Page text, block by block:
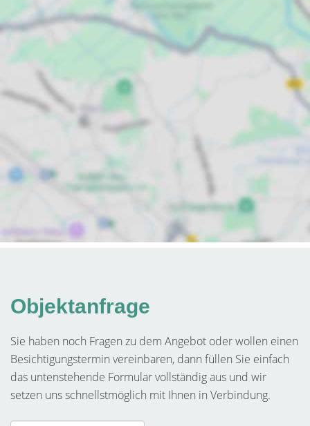
Objektanfrage
Sie haben noch Fragen zu dem Angebot oder wollen einen
Besichtigungstermin vereinbaren, dann füllen Sie einfach
das untenstehende Formular vollständig aus und wir
setzen uns schnellstmöglich mit Ihnen in Verbindung.